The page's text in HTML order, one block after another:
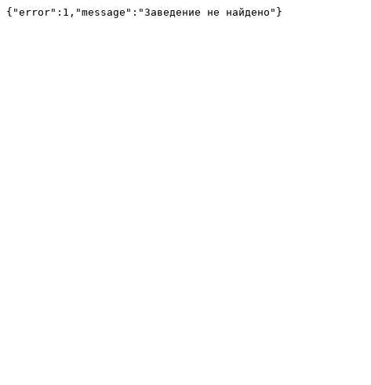
{"error":1,"message":"Заведение не найдено"}